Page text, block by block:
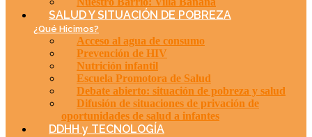
SALUD Y SITUACIÓN DE POBREZA
¿Qué Hicimos?
Acceso al agua de consumo
Prevención de HIV
Nutrición infantil
Escuela Promotora de Salud
Debate abierto: situación de pobreza y salud
Difusión de situaciones de privación de
oportunidades de salud a infantes
DDHH y TECNOLOGÍA